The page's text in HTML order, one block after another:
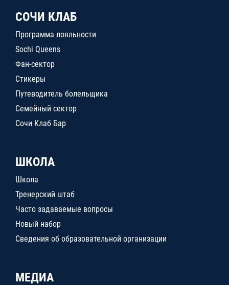
СОЧИ КЛАБ
Программа лояльности
Sochi Queens
Фан-сектор
Стикеры
Путеводитель болельщика
Семейный сектор
Сочи Клаб Бар
ШКОЛА
Школа
Тренерский штаб
Часто задаваемые вопросы
Новый набор
Сведения об образовательной организации
МЕДИА